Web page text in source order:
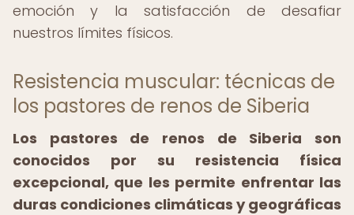
emoción y la satisfacción de desafiar
nuestros límites físicos.
Resistencia muscular: técnicas de
los pastores de renos de Siberia
Los pastores de renos de Siberia son
conocidos por su resistencia física
excepcional, que les permite enfrentar las
duras condiciones climáticas y geográficas